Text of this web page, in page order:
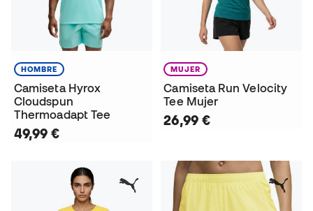
HOMBRE
Camiseta Hyrox
Cloudspun
Thermoadapt Tee
49,99 €
MUJER
Camiseta Run Velocity
Tee Mujer
26,99 €